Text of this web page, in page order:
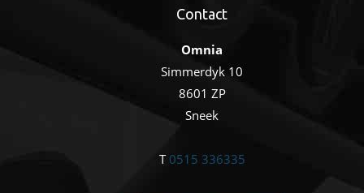
Contact
Omnia
Simmerdyk 10
8601 ZP
Sneek
T0515 336335